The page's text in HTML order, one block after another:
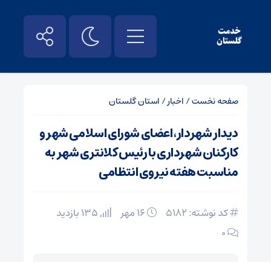
صفحه نخست/ اخبار/ استان گلستان
دیدار شهردار، اعضای شورای اسلامی شهر و
کارکنان شهرداری با رئیس کلانتری شهر به
مناسبت هفته نیروی انتظامی
کد نوشته: 5182
۰